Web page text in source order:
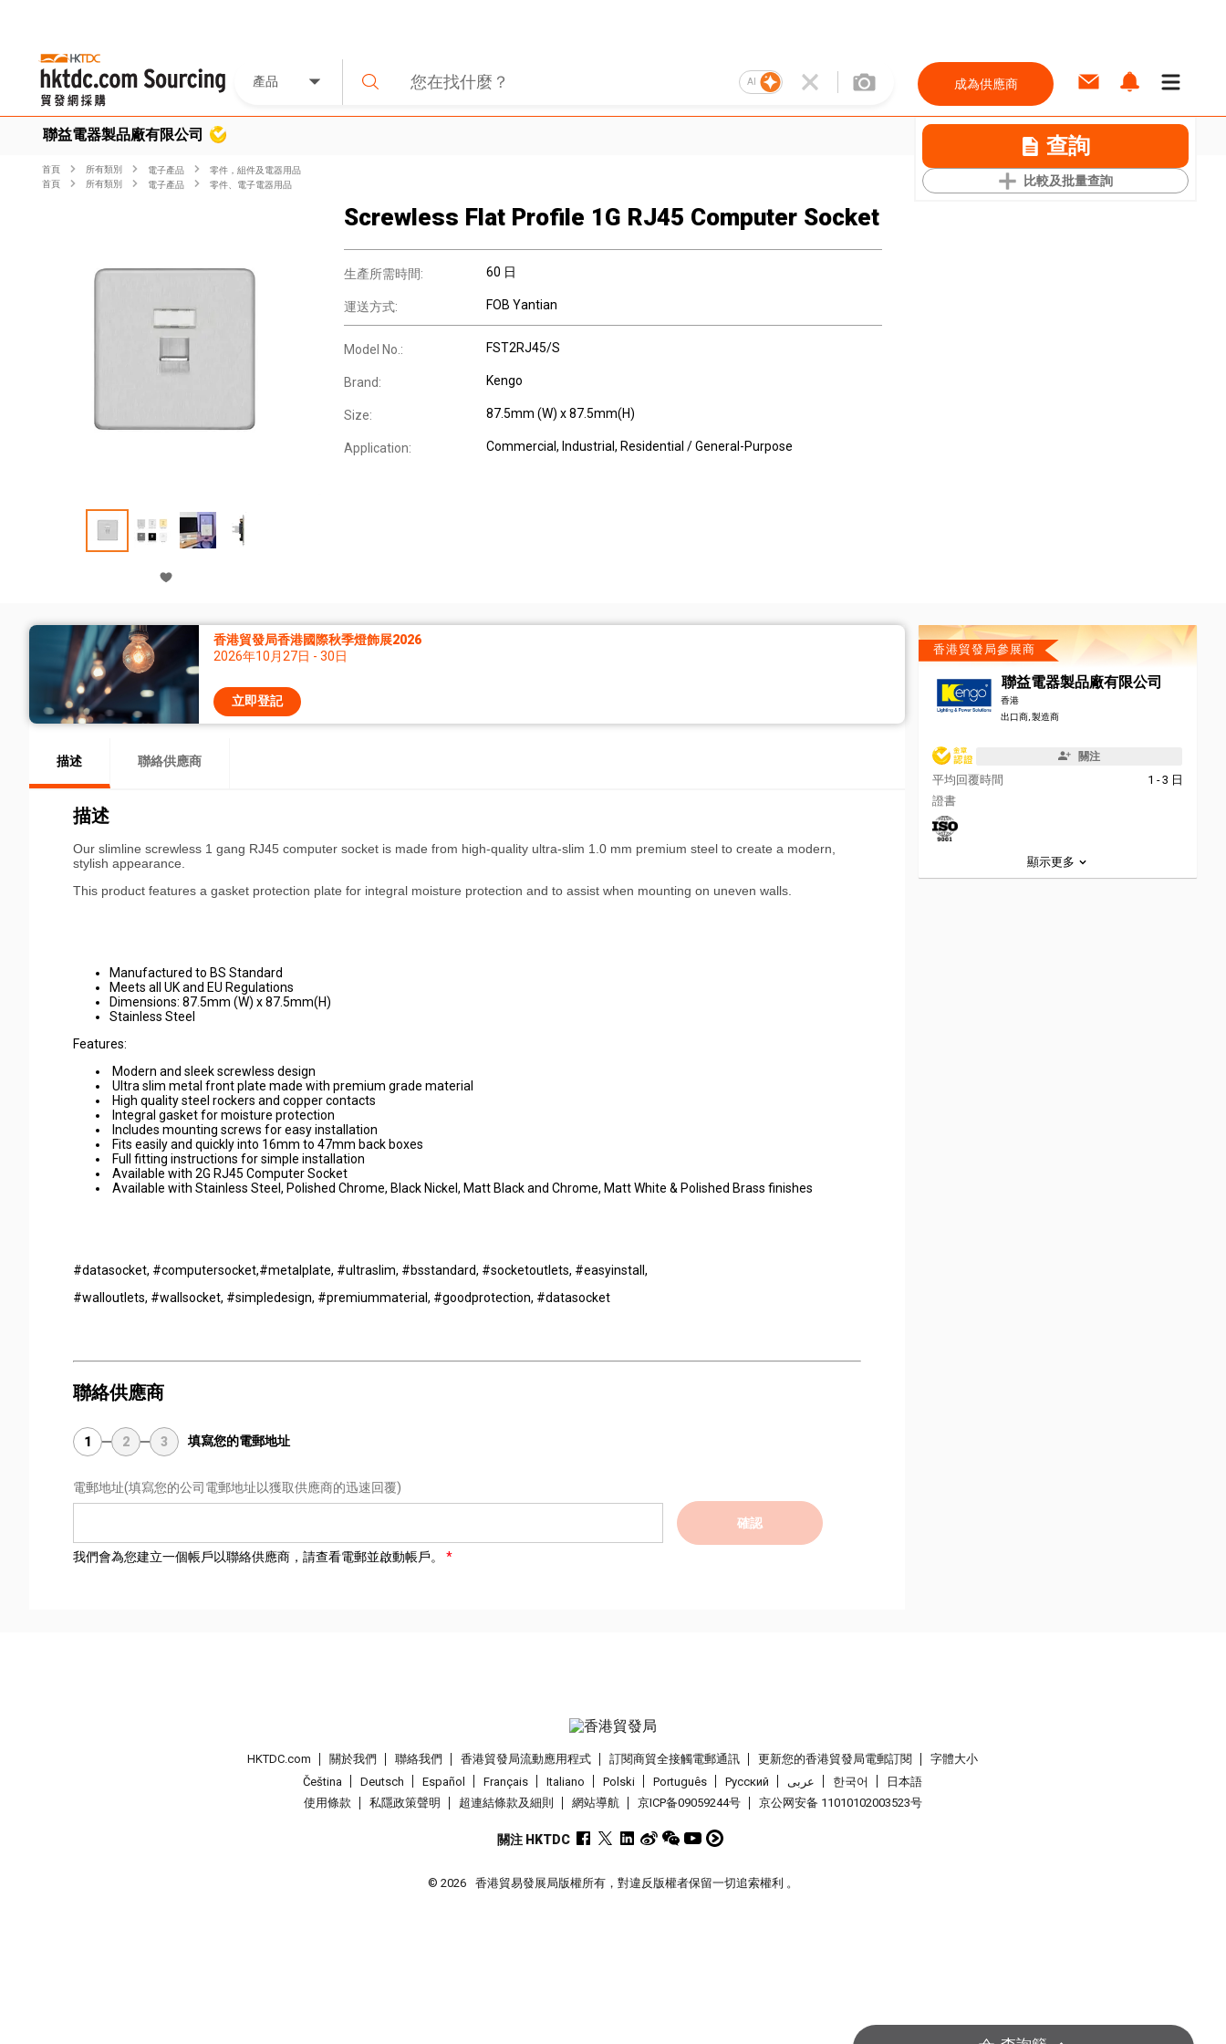
產品 AI 成為供應商
聯益電器製品廠有限公司 查詢
比較及批量查詢
首頁 所有類別 電子產品
零件，組件及電器用品
首頁
所有類別 電子產品 零件、電子電器用品
Screwless Flat Profile 1G RJ45 Computer Socket
生產所需時間: 60 日
運送方式: FOB Yantian
Model No.: FST2RJ45/S
Brand: Kengo
Size: 87.5mm (W) x 87.5mm(H)
Application: Commercial, Industrial, Residential / General-Purpose
香港貿發局香港國際秋季燈飾展2026
2026年10月27日 - 30日
立即登記
描述 聯絡供應商
描述
Our slimline screwless 1 gang RJ45 computer socket is made from high-quality ultra-slim 1.0 mm premium steel to create a modern,
stylish appearance.
This product features a gasket protection plate for integral moisture protection and to assist when mounting on uneven walls.
Manufactured to BS Standard
Meets all UK and EU Regulations
Dimensions: 87.5mm (W) x 87.5mm(H)
Stainless Steel
Features:
Modern and sleek screwless design
Ultra slim metal front plate made with premium grade material
High quality steel rockers and copper contacts
Integral gasket for moisture protection
Includes mounting screws for easy installation
Fits easily and quickly into 16mm to 47mm back boxes
Full fitting instructions for simple installation
Available with 2G RJ45 Computer Socket
Available with Stainless Steel, Polished Chrome, Black Nickel, Matt Black and Chrome, Matt White & Polished Brass finishes
#datasocket, #computersocket,#metalplate, #ultraslim, #bsstandard, #socketoutlets, #easyinstall,
#walloutlets, #wallsocket, #simpledesign, #premiummaterial, #goodprotection, #datasocket
聯絡供應商
1 2 3 填寫您的電郵地址
電郵地址(填寫您的公司電郵地址以獲取供應商的迅速回覆)
確認
我們會為您建立一個帳戶以聯絡供應商，請查看電郵並啟動帳戶。
香港貿發局參展商
聯益電器製品廠有限公司
香港
出口商, 製造商
關注
平均回覆時間
1 - 3 日
證書
顯示更多
HKTDC.com 關於我們 聯絡我們 香港貿發局流動應用程式 訂閱商貿全接觸電郵通訊 更新您的香港貿發局電郵訂閱
字體大小
Čeština
Deutsch Español Français Italiano Polski Português Pусский عربى 한국어
日本語
使用條款
私隱政策聲明 超連結條款及細則 網站導航 京ICP备09059244号 京公网安备 11010102003523号
關注 HKTDC
© 2026 香港貿易發展局版權所有，對違反版權者保留一切追索權利 。